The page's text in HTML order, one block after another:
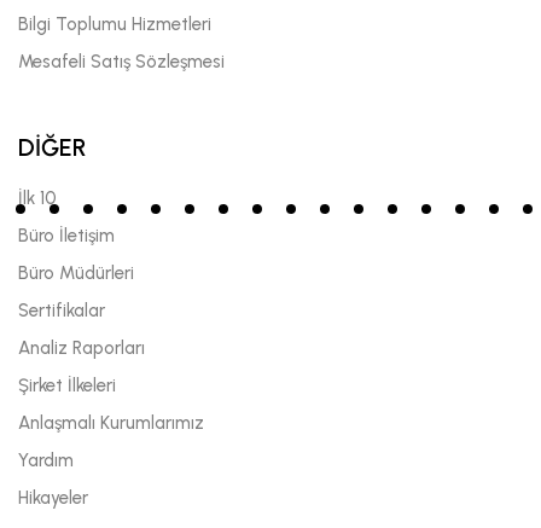
Bilgi Toplumu Hizmetleri
Mesafeli Satış Sözleşmesi
DİĞER
İlk 10
Büro İletişim
Büro Müdürleri
Sertifikalar
Analiz Raporları
Şirket İlkeleri
Anlaşmalı Kurumlarımız
Yardım
Hikayeler